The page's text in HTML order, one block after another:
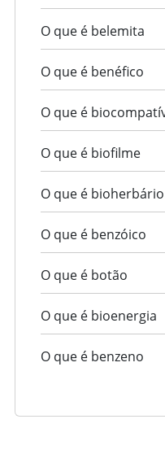
O que é belemita
O que é benéfico
O que é
O que é biofilme
O que é bioherbário
O que é benzóico
O que é botão
O que é bioenergia
O que é benzeno